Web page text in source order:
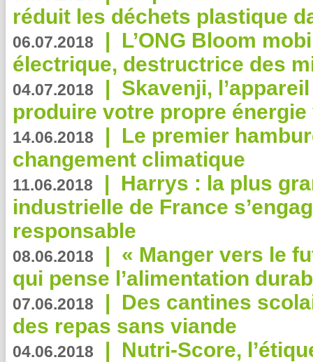
réduit les déchets plastique
06.07.2018 | L’ONG Bloom
électrique, destructrice des
04.07.2018 | Skavenji,
produire votre propre
14.06.2018 | Le premier
changement climatique
11.06.2018 | Harrys : la plus
industrielle de France
responsable
08.06.2018 | « Manger vers le
qui pense l’alimentation
07.06.2018 | Des cantines
des repas sans viande
04.06.2018 | Nutri-Score,